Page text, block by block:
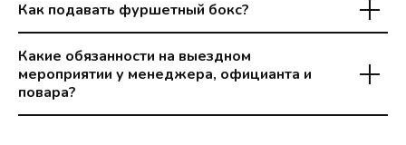
Как подавать фуршетный бокс?
Какие обязанности на выездном
мероприятии у менеджера, официанта и
повара?